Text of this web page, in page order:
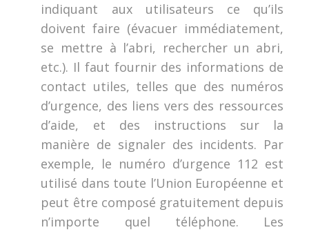
indiquant aux utilisateurs ce qu’ils
doivent faire (évacuer immédiatement,
se mettre à l’abri, rechercher un abri,
etc.). Il faut fournir des informations de
contact utiles, telles que des numéros
d’urgence, des liens vers des ressources
d’aide, et des instructions sur la
manière de signaler des incidents. Par
exemple, le numéro d’urgence 112 est
utilisé dans toute l’Union Européenne et
peut être composé gratuitement depuis
n’importe quel téléphone. Les